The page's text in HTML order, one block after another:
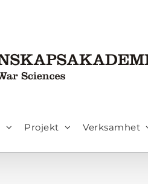
Projekt Verksamhet